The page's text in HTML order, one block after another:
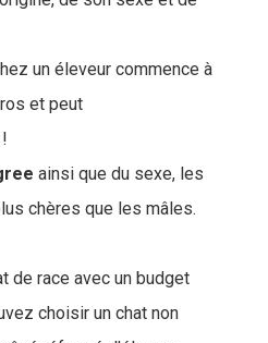
un éleveur commence à
et peut
!
ainsi que du sexe, les
chères que les mâles.
de race avec un budget
choisir un chat non